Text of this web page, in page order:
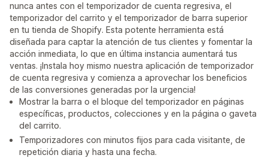
nunca antes con el temporizador de cuenta regresiva, el
temporizador del carrito y el temporizador de barra superior
en tu tienda de Shopify. Esta potente herramienta está
diseñada para captar la atención de tus clientes y fomentar la
acción inmediata, lo que en última instancia aumentará tus
ventas. ¡Instala hoy mismo nuestra aplicación de temporizador
de cuenta regresiva y comienza a aprovechar los beneficios
de las conversiones generadas por la urgencia!
Mostrar la barra o el bloque del temporizador en páginas
específicas, productos, colecciones y en la página o gaveta
del carrito.
Temporizadores con minutos fijos para cada visitante, de
repetición diaria y hasta una fecha.